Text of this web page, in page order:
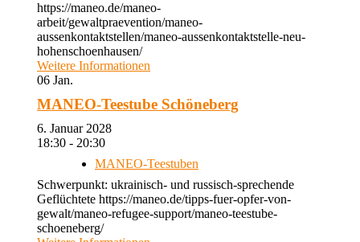
https://maneo.de/maneo-
arbeit/gewaltpraevention/maneo-
aussenkontaktstellen/maneo-aussenkontaktstelle-neu-
hohenschoenhausen/
Weitere Informationen
06 Jan.
MANEO-Teestube Schöneberg
6. Januar 2028
18:30 - 20:30
MANEO-Teestuben
Schwerpunkt: ukrainisch- und russisch-sprechende
Geflüchtete https://maneo.de/tipps-fuer-opfer-von-
gewalt/maneo-refugee-support/maneo-teestube-
schoeneberg/